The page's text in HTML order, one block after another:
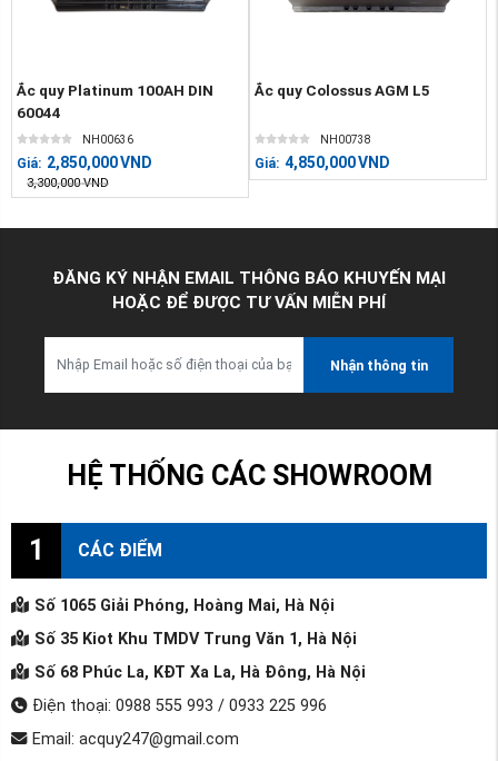
Ắc quy Platinum 100AH DIN
60044
NH00636
Giá: 2,850,000VND
3,300,000 VND
Ắc quy Colossus AGM L5
NH00738
Giá: 4,850,000VND
ĐĂNG KÝ NHẬN EMAIL THÔNG BÁO KHUYẾN MẠI
HOẶC ĐỂ ĐƯỢC TƯ VẤN MIỄN PHÍ
Nhận thông tin
HỆ THỐNG CÁC SHOWROOM
1 CÁC ĐIỂM
Số 1065 Giải Phóng, Hoàng Mai, Hà Nội
Số 35 Kiot Khu TMDV Trung Văn 1, Hà Nội
Số 68 Phúc La, KĐT Xa La, Hà Đông, Hà Nội
Điện thoại: 0988 555 993 / 0933 225 996
Email: acquy247@gmail.com